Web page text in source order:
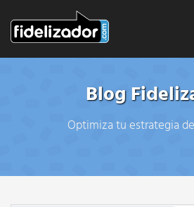
Blog
Optimiza tu estrategia